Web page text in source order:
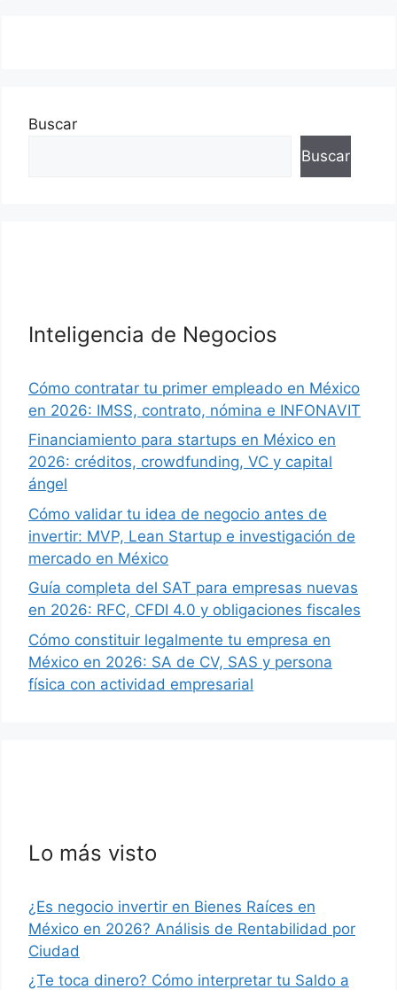
Buscar
Buscar
Inteligencia de Negocios
Cómo contratar tu primer empleado en México
en 2026: IMSS, contrato, nómina e INFONAVIT
Financiamiento para startups en México en
2026: créditos, crowdfunding, VC y capital
ángel
Cómo validar tu idea de negocio antes de
invertir: MVP, Lean Startup e investigación de
mercado en México
Guía completa del SAT para empresas nuevas
en 2026: RFC, CFDI 4.0 y obligaciones fiscales
Cómo constituir legalmente tu empresa en
México en 2026: SA de CV, SAS y persona
física con actividad empresarial
Lo más visto
¿Es negocio invertir en Bienes Raíces en
México en 2026? Análisis de Rentabilidad por
Ciudad
¿Te toca dinero? Cómo interpretar tu Saldo a